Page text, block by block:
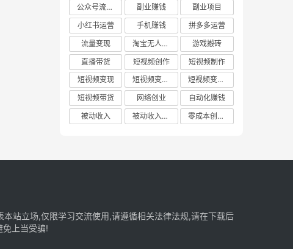
公众号流量主
副业赚钱
副业项目
小红书运营
手机赚钱
拼多多运营
流量变现
淘宝无人直播
游戏搬砖
直播带货
短视频创作
短视频制作
短视频变现
短视频变现技巧
短视频变现方法
短视频带货
网络创业
自动化赚钱
被动收入
被动收入项目 零成本创业项目
站立场,仅限学习交流使用,请遵循相关法律法规,请在下载后
上当受骗!